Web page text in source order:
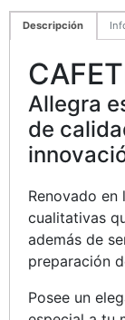
Descripción
Allegra
de
Renovado en
cualitativas
además de
preparación
Posee un